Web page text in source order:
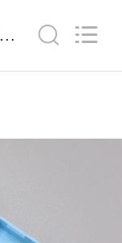
Détails sur le produit